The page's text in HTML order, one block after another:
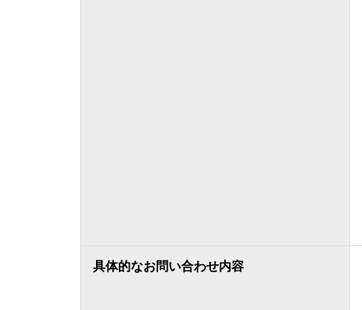
具体的なお問い合わせ内容